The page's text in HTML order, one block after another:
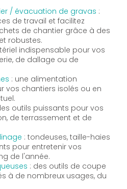
/ évacuation de gravas :
de travail et facilitez
de chantier grâce à des
robustes.
indispensable pour vos
de dallage ou de
: une alimentation
vos chantiers isolés ou en
outils puissants pour vos
de terrassement et de
: tondeuses, taille-haies
pour entretenir vos
de l'année.
: des outils de coupe
à de nombreux usages, du